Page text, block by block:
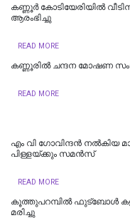
കണ്ണൂർ കോടിയേരിയിൽ
ആരംഭിച്ചു
READ MORE
കണ്ണൂരില്‍ ചന്ദന മോഷണ
READ MORE
എം വി ഗോവിന്ദൻ നൽകിയ
പിള്ളയ്‌ക്കും സമൻസ്‌
READ MORE
കൂത്തുപറമ്പിൽ ഫുട്ബോൾ
മരിച്ചു